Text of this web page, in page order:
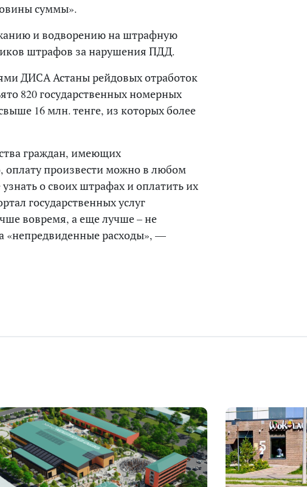
суммы».
и водворению на штрафную
штрафов за нарушения ПДД.
ДИСА Астаны рейдовых отработок
820 государственных номерных
16 млн. тенге, из которых более
граждан, имеющих
произвести можно в любом
о своих штрафах и оплатить их
государственных услуг
вовремя, а еще лучше – не
«непредвиденные расходы», —